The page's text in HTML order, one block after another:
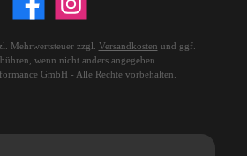
Mehrwertsteuer zzgl. Versandkosten und ggf.
wenn nicht anders angegeben.
GmbH - Alle Rechte vorbehalten.